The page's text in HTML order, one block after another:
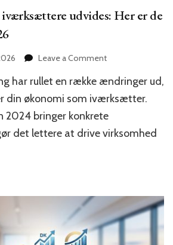
udvides: Her er de
Leave a Commenton
for
iværksættere
Her
er
2026
har rullet en række ændringer ud,
din økonomi som iværksætter.
bringer konkrete
det lettere at drive virksomhed